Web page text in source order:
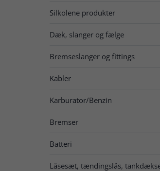
Silkolene produkter
Dæk, slanger og fælge
Bremseslanger og fittings
Kabler
Karburator/Benzin
Bremser
Batteri
Låsesæt, tændingslås,